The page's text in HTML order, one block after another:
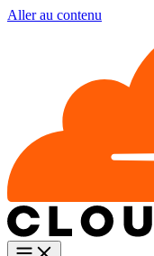
Aller au contenu